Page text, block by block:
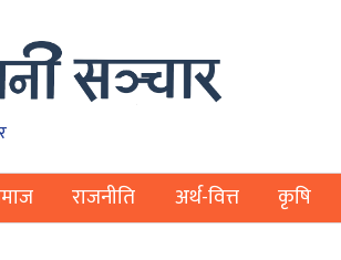
राजनीति अर्थ-वित्त कृषि